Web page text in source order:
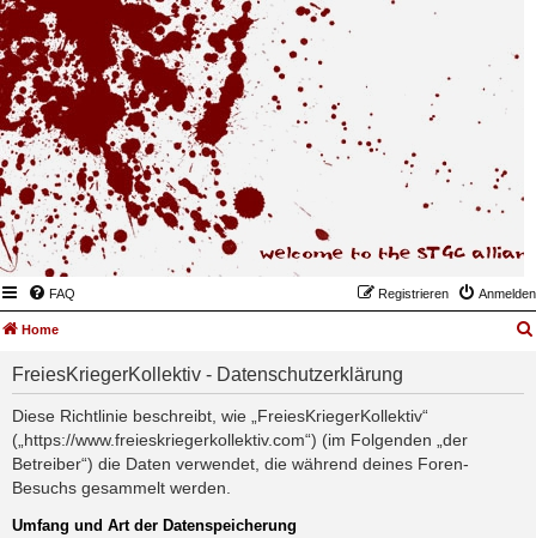
FAQ Anmelden
Registrieren
Home
FreiesKriegerKollektiv - Datenschutzerklärung
Diese Richtlinie beschreibt, wie „FreiesKriegerKollektiv“
(„https://www.freieskriegerkollektiv.com“) (im Folgenden „der
Betreiber“) die Daten verwendet, die während deines Foren-
Besuchs gesammelt werden.
Umfang und Art der Datenspeicherung